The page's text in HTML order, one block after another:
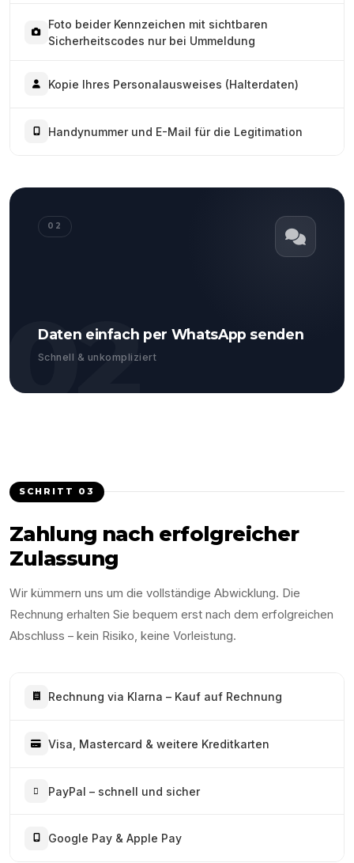
Foto beider Kennzeichen mit sichtbaren
Sicherheitscodes nur bei Ummeldung
Kopie Ihres Personalausweises (Halterdaten)
Handynummer und E-Mail für die Legitimation
02
02
Daten einfach per WhatsApp senden
Schnell & unkompliziert
SCHRITT 03
Zahlung nach erfolgreicher
Zulassung
Wir kümmern uns um die vollständige Abwicklung. Die
Rechnung erhalten Sie bequem erst nach dem erfolgreichen
Abschluss – kein Risiko, keine Vorleistung.
Rechnung via Klarna – Kauf auf Rechnung
Visa, Mastercard & weitere Kreditkarten
PayPal – schnell und sicher
Google Pay & Apple Pay